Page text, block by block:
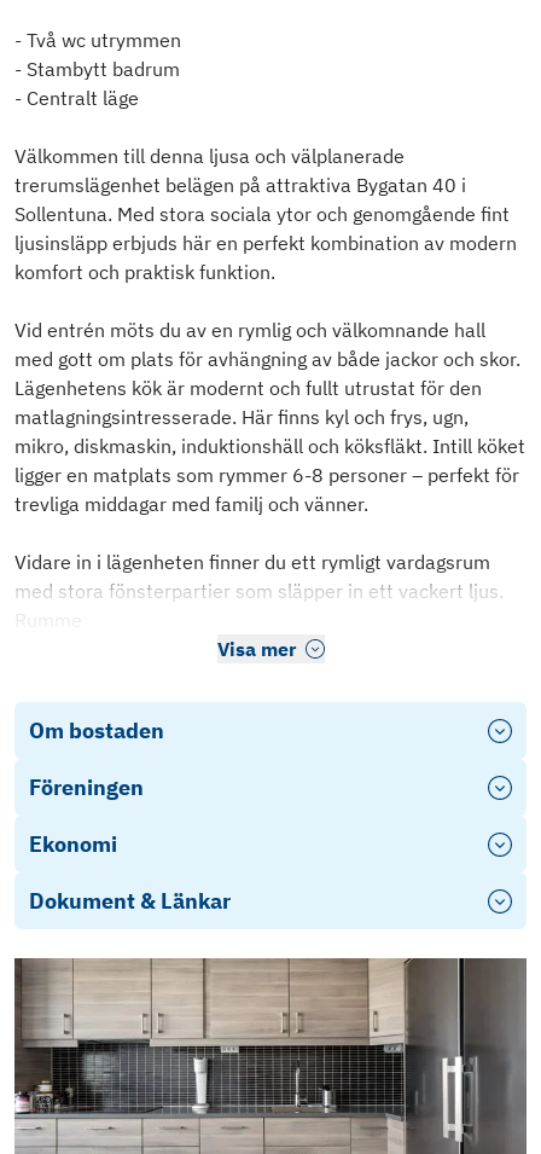
- Två wc utrymmen
- Stambytt badrum
- Centralt läge
Välkommen till denna ljusa och välplanerade
trerumslägenhet belägen på attraktiva Bygatan 40 i
Sollentuna. Med stora sociala ytor och genomgående fint
ljusinsläpp erbjuds här en perfekt kombination av modern
komfort och praktisk funktion.
Vid entrén möts du av en rymlig och välkomnande hall
med gott om plats för avhängning av både jackor och skor.
Lägenhetens kök är modernt och fullt utrustat för den
matlagningsintresserade. Här finns kyl och frys, ugn,
mikro, diskmaskin, induktionshäll och köksfläkt. Intill köket
ligger en matplats som rymmer 6-8 personer – perfekt för
trevliga middagar med familj och vänner.
Vidare in i lägenheten finner du ett rymligt vardagsrum
med stora fönsterpartier som släpper in ett vackert ljus.
Rumme
Visa mer
Om bostaden
Föreningen
Ekonomi
Dokument & Länkar
Årsredovisning 2025